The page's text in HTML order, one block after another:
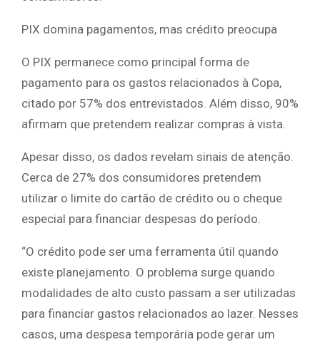
PIX domina pagamentos, mas crédito preocupa
O PIX permanece como principal forma de
pagamento para os gastos relacionados à Copa,
citado por 57% dos entrevistados. Além disso, 90%
afirmam que pretendem realizar compras à vista.
Apesar disso, os dados revelam sinais de atenção.
Cerca de 27% dos consumidores pretendem
utilizar o limite do cartão de crédito ou o cheque
especial para financiar despesas do período.
“O crédito pode ser uma ferramenta útil quando
existe planejamento. O problema surge quando
modalidades de alto custo passam a ser utilizadas
para financiar gastos relacionados ao lazer. Nesses
casos, uma despesa temporária pode gerar um